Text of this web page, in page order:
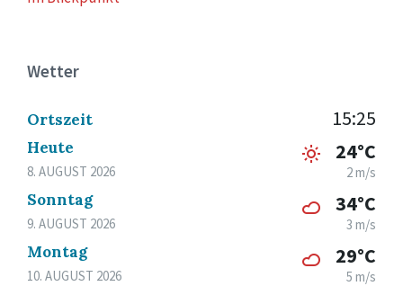
Wetter
Ortszeit 15:25
Heute
8. AUGUST 2026
24°C
2 m/s
Sonntag
9. AUGUST 2026
34°C
3 m/s
Montag
10. AUGUST 2026
29°C
5 m/s